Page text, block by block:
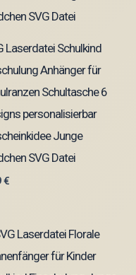
Laserdatei Schulkind
Anhänger für
Schultasche 6
personalisierbar
Junge
SVG Datei
€